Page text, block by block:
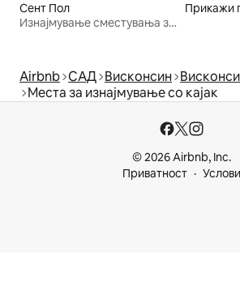
Сент Пол
Изнајмување сместувања за одмор
Прикажи
Airbnb САД Висконсин
Места за изнајмување со кајак
© 2026 Airbnb, Inc.
Приватност
Услови